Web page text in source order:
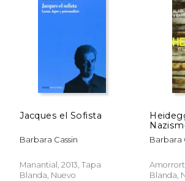
Fondo de Cultura
El efecto sofístico
segunda misión de los
(2008) y Más de una
Jacques el Sofista
Barbara Cassin
Manantial, 2013, Tapa
Blanda, Nuevo
la
Barbara
Blanda,